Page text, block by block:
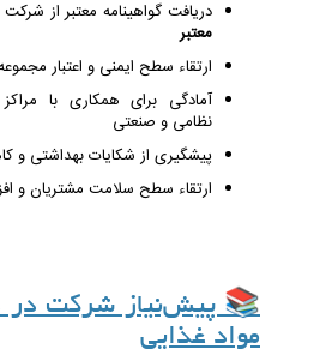
دریافت گواهینامه معتبر از شرکت
معتبر
ارتقاء سطح ایمنی و اعتبار
آمادگی برای همکاری با مراکز
نظامی و صنعتی
پیشگیری از شکایات بهداشتی و
ارتقاء سطح سلامت مشتریان و
📚 پیش‌نیاز شرکت در
مواد غذایی